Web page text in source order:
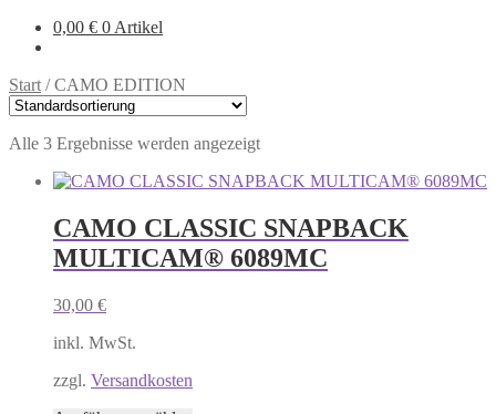
0,00 € 0 Artikel
Start /CAMO EDITION
Alle 3 Ergebnisse werden angezeigt
CAMO CLASSIC SNAPBACK
MULTICAM® 6089MC
30,00 €
inkl. MwSt.
zzgl. Versandkosten